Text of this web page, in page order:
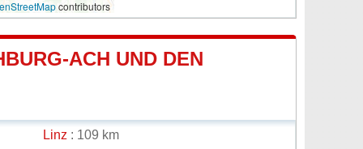
contributors
ACH UND DEN
Linz : 109 km